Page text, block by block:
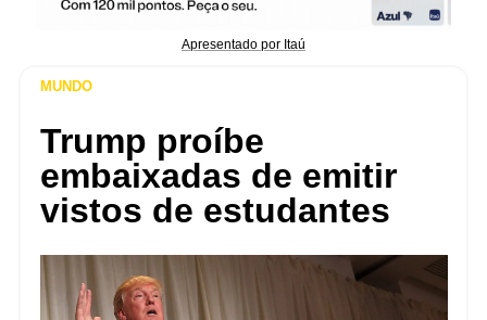
Apresentado por Itaú
MUNDO
Trump proíbe
embaixadas de emitir
vistos de estudantes